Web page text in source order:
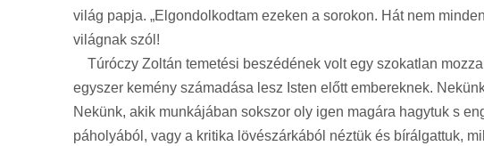
világ papja. „Elgondolkodtam ezeken a sorokon. Hát nem
világnak szól!
Túróczy Zoltán temetési beszédének volt egy szokatlan
egyszer kemény számadása lesz Isten előtt embereknek.
Nekünk, akik munkájában sokszor oly igen magára hagytuk s
páholyából, vagy a kritika lövészárkából néztük és bírálgattuk,